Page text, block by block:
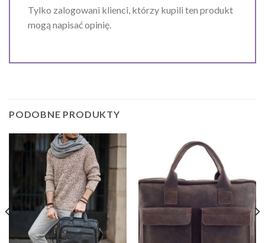
Tylko zalogowani klienci, którzy kupili ten produkt
mogą napisać opinię.
PODOBNE PRODUKTY